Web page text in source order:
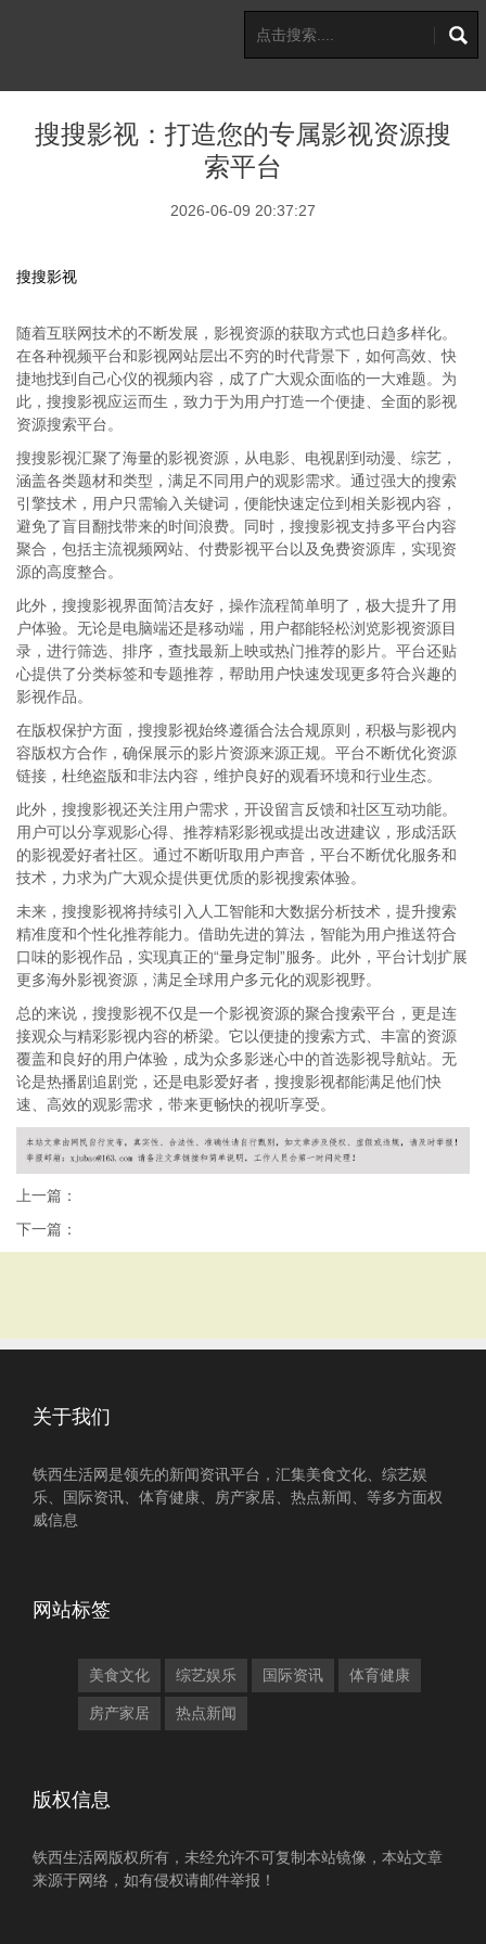
搜搜影视：打造您的专属影视资源搜
索平台
2026-06-09 20:37:27
搜搜影视
随着互联网技术的不断发展，影视资源的获取方式也日趋多样化。
在各种视频平台和影视网站层出不穷的时代背景下，如何高效、快
捷地找到自己心仪的视频内容，成了广大观众面临的一大难题。为
此，搜搜影视应运而生，致力于为用户打造一个便捷、全面的影视
资源搜索平台。
搜搜影视汇聚了海量的影视资源，从电影、电视剧到动漫、综艺，
涵盖各类题材和类型，满足不同用户的观影需求。通过强大的搜索
引擎技术，用户只需输入关键词，便能快速定位到相关影视内容，
避免了盲目翻找带来的时间浪费。同时，搜搜影视支持多平台内容
聚合，包括主流视频网站、付费影视平台以及免费资源库，实现资
源的高度整合。
此外，搜搜影视界面简洁友好，操作流程简单明了，极大提升了用
户体验。无论是电脑端还是移动端，用户都能轻松浏览影视资源目
录，进行筛选、排序，查找最新上映或热门推荐的影片。平台还贴
心提供了分类标签和专题推荐，帮助用户快速发现更多符合兴趣的
影视作品。
在版权保护方面，搜搜影视始终遵循合法合规原则，积极与影视内
容版权方合作，确保展示的影片资源来源正规。平台不断优化资源
链接，杜绝盗版和非法内容，维护良好的观看环境和行业生态。
此外，搜搜影视还关注用户需求，开设留言反馈和社区互动功能。
用户可以分享观影心得、推荐精彩影视或提出改进建议，形成活跃
的影视爱好者社区。通过不断听取用户声音，平台不断优化服务和
技术，力求为广大观众提供更优质的影视搜索体验。
未来，搜搜影视将持续引入人工智能和大数据分析技术，提升搜索
精准度和个性化推荐能力。借助先进的算法，智能为用户推送符合
口味的影视作品，实现真正的“量身定制”服务。此外，平台计划扩展
更多海外影视资源，满足全球用户多元化的观影视野。
总的来说，搜搜影视不仅是一个影视资源的聚合搜索平台，更是连
接观众与精彩影视内容的桥梁。它以便捷的搜索方式、丰富的资源
覆盖和良好的用户体验，成为众多影迷心中的首选影视导航站。无
论是热播剧追剧党，还是电影爱好者，搜搜影视都能满足他们快
速、高效的观影需求，带来更畅快的视听享受。
上一篇：
下一篇：
关于我们
铁西生活网是领先的新闻资讯平台，汇集美食文化、综艺娱
乐、国际资讯、体育健康、房产家居、热点新闻、等多方面权
威信息
网站标签
美食文化 综艺娱乐 国际资讯 体育健康
房产家居 热点新闻
版权信息
铁西生活网版权所有，未经允许不可复制本站镜像，本站文章
来源于网络，如有侵权请邮件举报！